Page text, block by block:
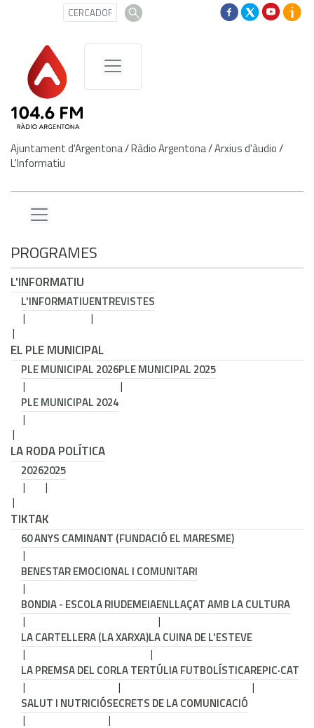
Ajuntament d'Argentona/Ràdio Argentona/Arxius d'àudio/
L'Informatiu
PROGRAMES
L'INFORMATIU
L'INFORMATIUENTREVISTES
EL PLE MUNICIPAL
PLE MUNICIPAL 2026PLE MUNICIPAL 2025
PLE MUNICIPAL 2024
LA RODA POLÍTICA
20262025
TIKTAK
60 ANYS CAMINANT (FUNDACIÓ EL MARESME)
BENESTAR EMOCIONAL I COMUNITARI
BONDIA - ESCOLA RIUDEMEIAENLLAÇAT AMB LA CULTURA
LA CARTELLERA (LA XARXA)LA CUINA DE L'ESTEVE
LA PREMSA DEL CORLA TERTÚLIA FUTBOLÍSTICAREPIC·CAT
SALUT I NUTRICIÓSECRETS DE LA COMUNICACIÓ